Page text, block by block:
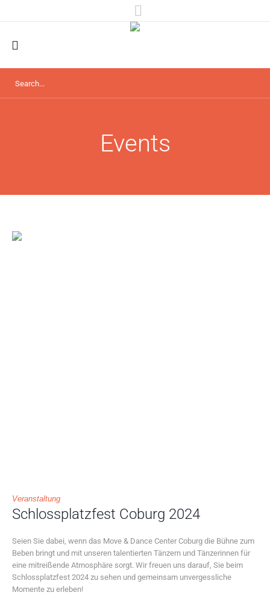
Events
Veranstaltung
Schlossplatzfest Coburg 2024
Seien Sie dabei, wenn das Move & Dance Center Coburg die Bühne zum
Beben bringt und mit unseren talentierten Tänzern und Tänzerinnen für
eine mitreißende Atmosphäre sorgt. Wir freuen uns darauf, Sie beim
Schlossplatzfest 2024 zu sehen und gemeinsam unvergessliche
Momente zu erleben!